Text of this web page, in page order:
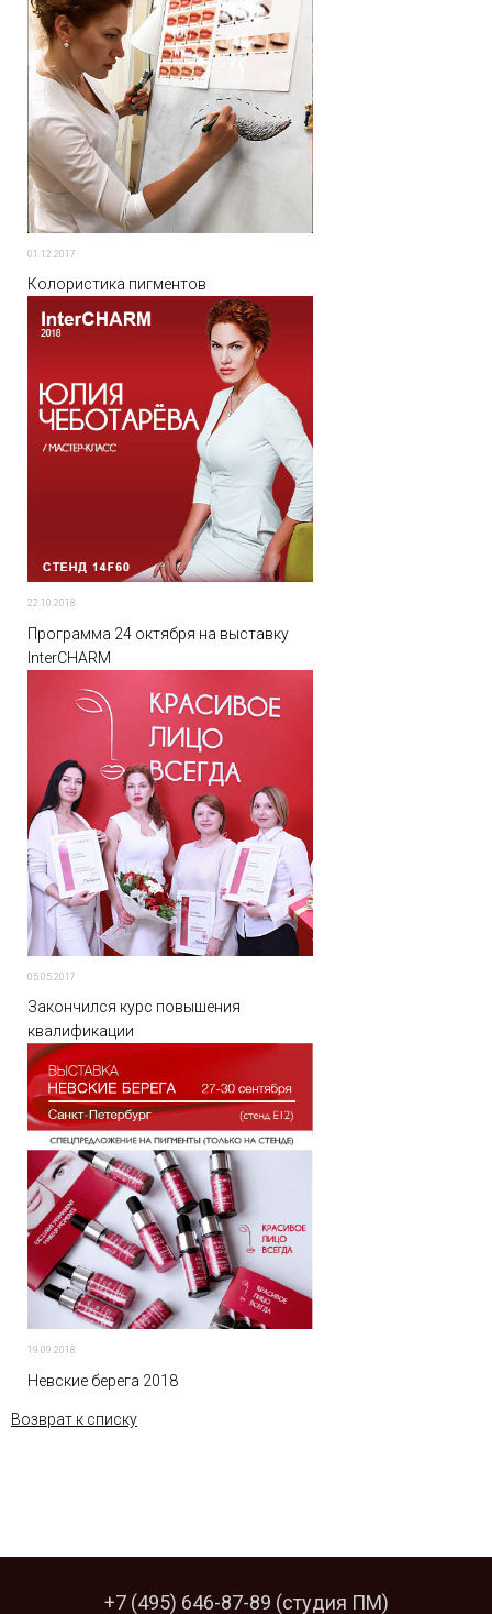
01.12.2017
Колористика пигментов
22.10.2018
Программа 24 октября на выставку
InterCHARM
05.05.2017
Закончился курс повышения
квалификации
19.09.2018
Невские берега 2018
Возврат к списку
+7 (495) 646-87-89 (студия ПМ)